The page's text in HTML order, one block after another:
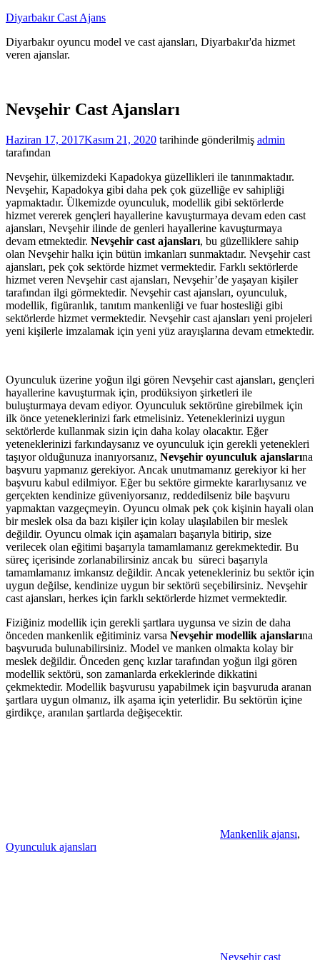
İçeriğe
Diyarbakır Cast Ajans
Diyarbakır oyuncu model ve cast ajansları, Diyarbakır'da hizmet
veren ajanslar.
Nevşehir Cast Ajansları
Haziran 17, 2017Kasım 21, 2020 tarihinde gönderilmiş admin
tarafından
Nevşehir, ülkemizdeki Kapadokya güzellikleri ile tanınmaktadır.
Nevşehir, Kapadokya gibi daha pek çok güzelliğe ev sahipliği
yapmaktadır. Ülkemizde oyunculuk, modellik gibi sektörlerde
hizmet vererek gençleri hayallerine kavuşturmaya devam eden cast
ajansları, Nevşehir ilinde de genleri hayallerine kavuşturmaya
devam etmektedir. Nevşehir cast ajansları, bu güzelliklere sahip
olan Nevşehir halkı için bütün imkanları sunmaktadır. Nevşehir cast
ajansları, pek çok sektörde hizmet vermektedir. Farklı sektörlerde
hizmet veren Nevşehir cast ajansları, Nevşehir’de yaşayan kişiler
tarafından ilgi görmektedir. Nevşehir cast ajansları, oyunculuk,
modellik, figüranlık, tanıtım mankenliği ve fuar hostesliği gibi
sektörlerde hizmet vermektedir. Nevşehir cast ajansları yeni projeleri
yeni kişilerle imzalamak için yeni yüz arayışlarına devam etmektedir.
Oyunculuk üzerine yoğun ilgi gören Nevşehir cast ajansları, gençleri
hayallerine kavuşturmak için, prodüksiyon şirketleri ile
buluşturmaya devam ediyor. Oyunculuk sektörüne girebilmek için
ilk önce yeteneklerinizi fark etmelisiniz. Yeteneklerinizi uygun
sektörlerde kullanmak sizin için daha kolay olacaktır. Eğer
yeteneklerinizi farkındaysanız ve oyunculuk için gerekli yetenekleri
taşıyor olduğunuza inanıyorsanız, Nevşehir oyunculuk ajanslarına
başvuru yapmanız gerekiyor. Ancak unutmamanız gerekiyor ki her
başvuru kabul edilmiyor. Eğer bu sektöre girmekte kararlıysanız ve
gerçekten kendinize güveniyorsanız, reddedilseniz bile başvuru
yapmaktan vazgeçmeyin. Oyuncu olmak pek çok kişinin hayali olan
bir meslek olsa da bazı kişiler için kolay ulaşılabilen bir meslek
değildir. Oyuncu olmak için aşamaları başarıyla bitirip, size
verilecek olan eğitimi başarıyla tamamlamanız gerekmektedir. Bu
süreç içerisinde zorlanabilirsiniz ancak bu süreci başarıyla
tamamlamanız imkansız değildir. Ancak yetenekleriniz bu sektör için
uygun değilse, kendinize uygun bir sektörü seçebilirsiniz. Nevşehir
cast ajansları, herkes için farklı sektörlerde hizmet vermektedir.
Fiziğiniz modellik için gerekli şartlara uygunsa ve sizin de daha
önceden mankenlik eğitiminiz varsa Nevşehir modellik ajanslarına
başvuruda bulunabilirsiniz. Model ve manken olmakta kolay bir
meslek değildir. Önceden genç kızlar tarafından yoğun ilgi gören
modellik sektörü, son zamanlarda erkeklerinde dikkatini
çekmektedir. Modellik başvurusu yapabilmek için başvuruda aranan
şartlara uygun olmanız, ilk aşama için yeterlidir. Bu sektörün içine
girdikçe, aranılan şartlarda değişecektir.
Mankenlik ajansı,
Oyunculuk ajansları
Nevşehir cast